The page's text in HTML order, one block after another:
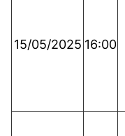
15/05/2025 16:00